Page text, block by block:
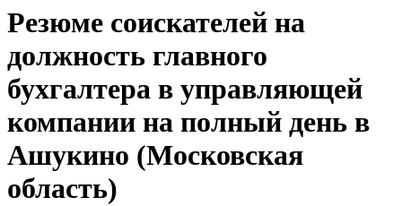
Резюме соискателей на
должность главного
бухгалтера в управляющей
компании на полный день в
Ашукино (Московская
область)